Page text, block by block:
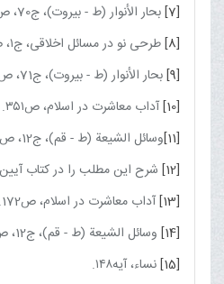
[7]بحار الأنوار (ط - بیروت)، ج‏70، ص237، ح1.
[8]طرحی نو در مسائل اخلاقی، ج۱، ص۵۵.
[9]بحار الأنوار (ط - بیروت)، ج‏71، ص99، ح43.
[10]آداب معاشرت در اسلام، ص۳۵۱.
[11]وسائل الشیعة (ط - قم)، ج‏12، ص15، ح15520-1.
[12] شرح این مطلب را در کتاب
[13]آداب معاشرت در اسلام، ص172.
[14] وسائل الشیعة (ط - قم)، ج‏12، ص289، ح16328-5.
[15]نساء، آیه۱۴۸.